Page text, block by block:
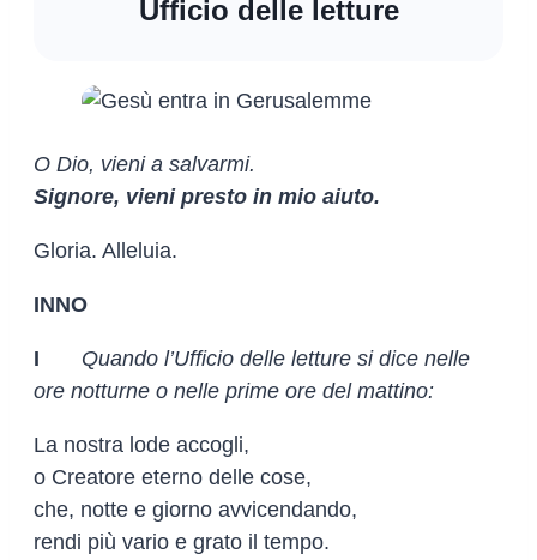
Ufficio delle letture
O Dio, vieni a salvarmi.
Signore, vieni presto in mio aiuto.
Gloria. Alleluia.
INNO
I Quando l’Ufficio delle letture si dice nelle
ore notturne o nelle prime ore del mattino:
La nostra lode accogli,
o Creatore eterno delle cose,
che, notte e giorno avvicendando,
rendi più vario e grato il tempo.